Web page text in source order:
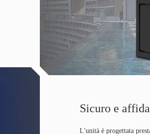
Sicuro e
L'unità è progettata